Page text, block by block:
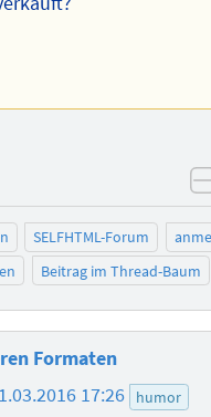
SELFHTML-Forum
Beitrag im Thread-Baum
Formaten
17:26 humor